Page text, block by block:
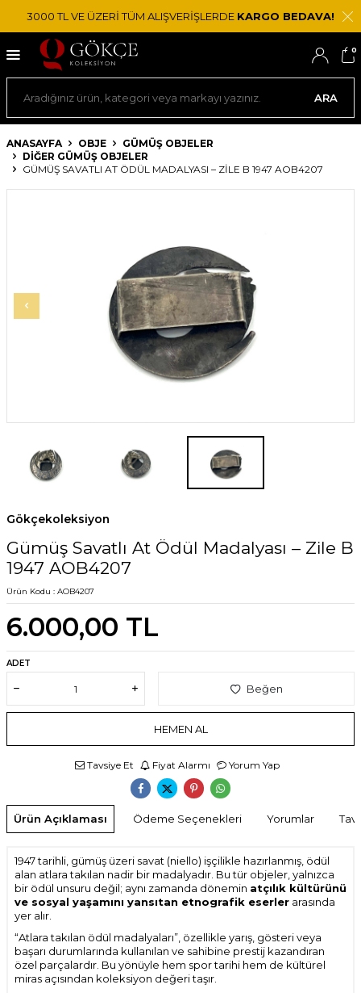
3000 TL VE ÜZERİ TÜM ALIŞVERİŞLERDE KARGO BEDAVA!
ARA
0
ANASAYFA OBJE
GÜMÜŞ OBJELER
DIĞER GÜMÜŞ OBJELER
GÜMÜŞ SAVATLI AT ÖDÜL MADALYASI – ZILE B 1947 AOB4207
Gökçekoleksiyon
Gümüş Savatlı At Ödül Madalyası – Zile B
1947 AOB4207
Ürün Kodu : AOB4207
6.000,00 TL
ADET
Beğen
HEMEN AL
Tavsiye Et Fiyat Alarmı Yorum Yap
Ürün Açıklaması Ödeme Seçenekleri Yorumlar
1947 tarihli, gümüş üzeri savat (niello) işçilikle hazırlanmış, ödül
alan atlara takılan nadir bir madalyadır. Bu tür objeler, yalnızca
bir ödül unsuru değil; aynı zamanda dönemin atçılık kültürünü
ve sosyal yaşamını yansıtan etnografik eserler arasında
yer alır.
“Atlara takılan ödül madalyaları”, özellikle yarış, gösteri veya
başarı durumlarında kullanılan ve sahibine prestij kazandıran
özel parçalardır. Bu yönüyle hem spor tarihi hem de kültürel
miras açısından koleksiyon değeri taşır.